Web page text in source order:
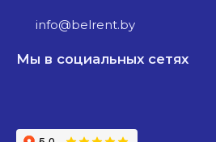
info@belrent.by
Мы в социальных сетях